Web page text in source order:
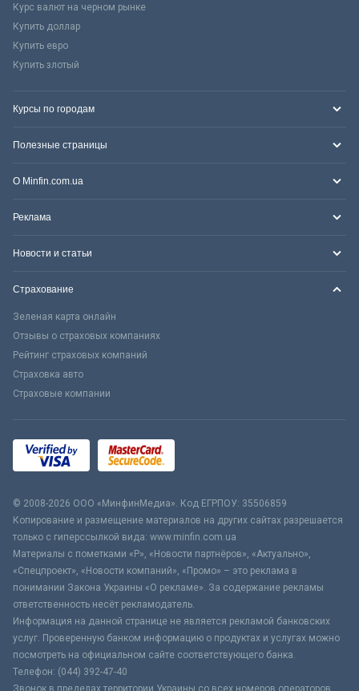
Курс валют на черном рынке
Купить доллар
Купить евро
Купить злотый
Курсы по городам
Полезные страницы
О Minfin.com.ua
Реклама
Новости и статьи
Страхование
Зеленая карта онлайн
Отзывы о страховых компаниях
Рейтинг страховых компаний
Страховка авто
Страховые компании
© 2008-2026 ООО «МинфинМедиа». Код ЕГРПОУ: 35506859
Копирование и размещение материалов на других сайтах разрешается
только с гиперссылкой вида: www.minfin.com.ua
Материалы с пометками «Р», «Новости партнёров», «Актуально»,
«Спецпроект», «Новости компаний», «Промо» – это реклама в
понимании Закона Украины «О рекламе». За содержание рекламы
ответственность несёт рекламодатель.
Информация на данной странице не является рекламой банковских
услуг. Проверенную банком информацию о продуктах и услугах можно
посмотреть на официальном сайте соответствующего банка.
Телефон: (044) 392-47-40